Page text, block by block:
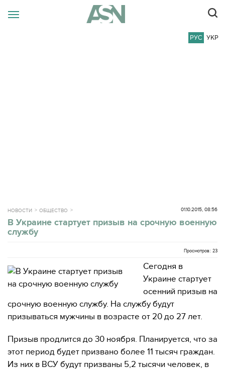
РУС УКР
НОВОСТИ ОБЩЕСТВО 01.10.2015, 08:56
В Украине стартует призыв на срочную военную
службу
Просмотров: 23
Сегодня в
Украине стартует
осенний призыв на
срочную военную службу. На службу будут
призываться мужчины в возрасте от 20 до 27 лет.
Призыв продлится до 30 ноября. Планируется, что за
этот период будет призвано более 11 тысяч граждан.
Из них в ВСУ будут призваны 5,2 тысячи человек, в